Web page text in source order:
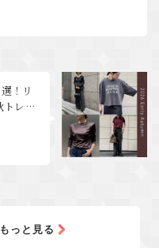
！リ
レ
っと見る